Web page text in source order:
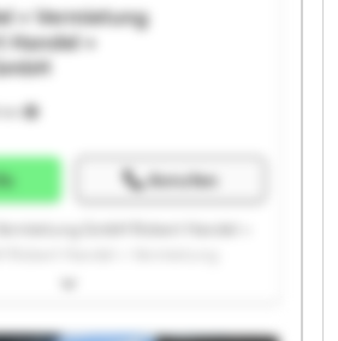
+ Vermietung
+
Anrufen
+ Vermietung GmbH Robert
Robert Handel + Vermietung